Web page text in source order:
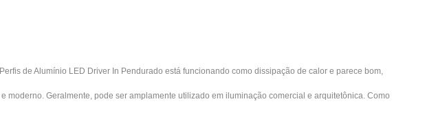
de Alumínio LED Driver In Pendurado está funcionando como dissipação de calor e parece bom,
Geralmente, pode ser amplamente utilizado em iluminação comercial e arquitetônica. Como